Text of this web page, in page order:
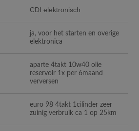
CDI elektronisch
ja, voor het starten en overige
elektronica
aparte 4takt 10w40 olie
reservoir 1x per 6maand
verversen
euro 98 4takt 1cilinder zeer
zuinig verbruik ca 1 op 25km